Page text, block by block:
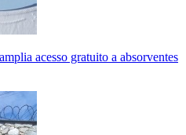
acesso gratuito a absorventes